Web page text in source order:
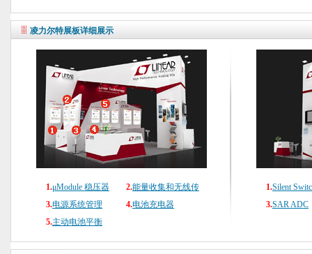
凌力尔特展板详细展示
1.μModule 稳压器 2.能量收集和无线传
感器网络
3.电源系统管理 4.电池充电器
5.主动电池平衡
1.Silent
3.SAR ADC